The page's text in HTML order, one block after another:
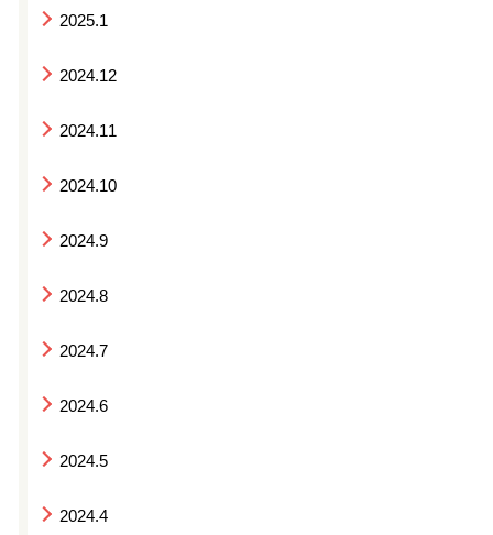
2025.1
2024.12
2024.11
2024.10
2024.9
2024.8
2024.7
2024.6
2024.5
2024.4